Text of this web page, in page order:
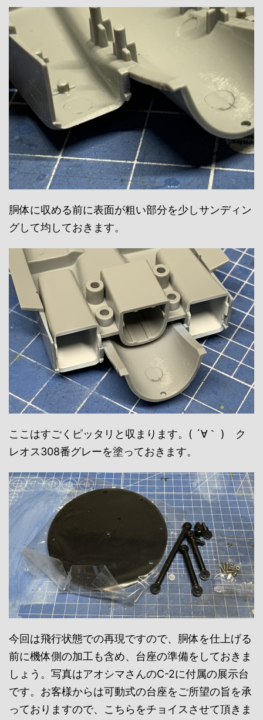
胴体に収める前に表面が粗い部分を少しサンディン
グして均しておきます。
ここはすごくピッタリと収まります。( ´∀｀ ) ク
レオス308番グレーを塗っておきます。
今回は飛行状態での再現ですので、胴体を仕上げる
前に機体側の加工も含め、台座の準備をしておきま
しょう。写真はアオシマさんのC-2に付属の展示台
です。お客様からは可動式の台座をご所望の旨を承
っておりますので、こちらをチョイスさせて頂きま